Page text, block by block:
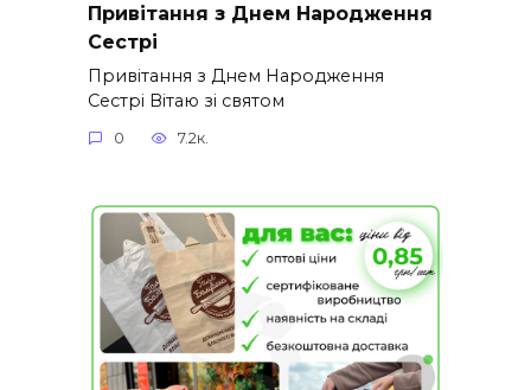
Привітання з Днем Народження
Сестрі
Привітання з Днем Народження
Сестрі Вітаю зі святом
0 7.2к.